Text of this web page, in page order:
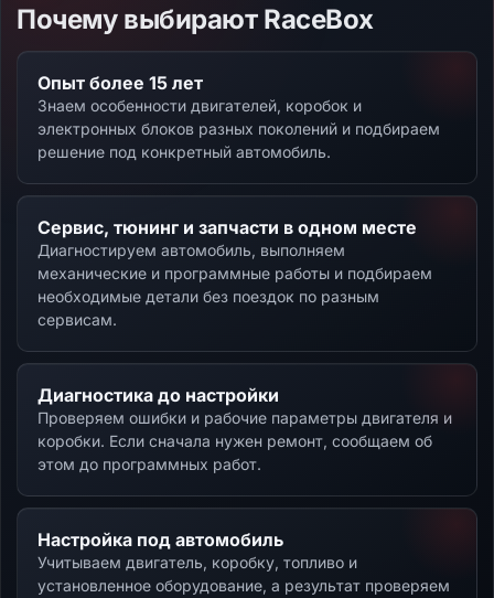
Почему выбирают RaceBox
Опыт более 15 лет
Знаем особенности двигателей, коробок и
электронных блоков разных поколений и подбираем
решение под конкретный автомобиль.
Сервис, тюнинг и запчасти в одном месте
Диагностируем автомобиль, выполняем
механические и программные работы и подбираем
необходимые детали без поездок по разным
сервисам.
Диагностика до настройки
Проверяем ошибки и рабочие параметры двигателя и
коробки. Если сначала нужен ремонт, сообщаем об
этом до программных работ.
Настройка под автомобиль
Учитываем двигатель, коробку, топливо и
установленное оборудование, а результат проверяем